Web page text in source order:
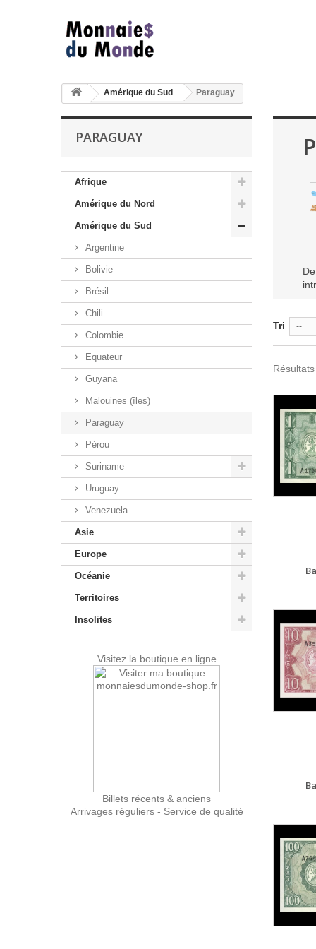
Amérique du Sud Paraguay
PARAGUAY
Afrique
Amérique du Nord
Amérique du Sud
Argentine
Bolivie
Brésil
Chili
Colombie
Equateur
Guyana
Malouines (îles)
Paraguay
Pérou
Suriname
Uruguay
Venezuela
Asie
Europe
Océanie
Territoires
Insolites
Visitez la boutique en ligne
Billets récents & anciens
Arrivages réguliers - Service de qualité
Tri --